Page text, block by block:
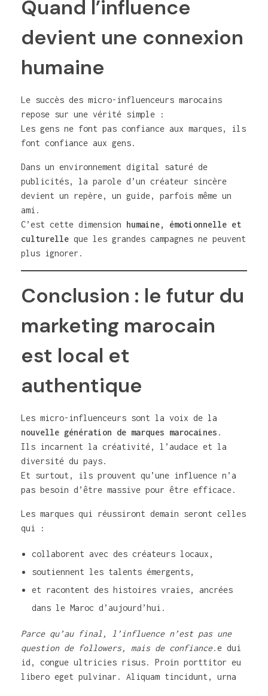
Quand l’influence
devient une connexion
humaine
Le succès des micro-influenceurs marocains
repose sur une vérité simple :
Les gens ne font pas confiance aux marques, ils
font confiance aux gens.
Dans un environnement digital saturé de
publicités, la parole d’un créateur sincère
devient un repère, un guide, parfois même un
ami.
C’est cette dimension humaine, émotionnelle et
culturelle que les grandes campagnes ne peuvent
plus ignorer.
Conclusion : le futur du
marketing marocain
est local et
authentique
Les micro-influenceurs sont la voix de la
nouvelle génération de marques marocaines .
Ils incarnent la créativité, l’audace et la
diversité du pays.
Et surtout, ils prouvent qu’une influence n’a
pas besoin d’être massive pour être efficace.
Les marques qui réussiront demain seront celles
qui :
collaborent avec des créateurs locaux,
soutiennent les talents émergents,
et racontent des histoires vraies, ancrées
dans le Maroc d’aujourd’hui.
Parce qu’au final, l’influence n’est pas une
question de followers, mais de confiance.e dui
id, congue ultricies risus. Proin porttitor eu
libero eget pulvinar. Aliquam tincidunt, urna